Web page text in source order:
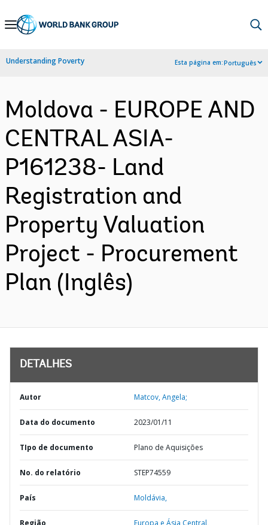
Skip
Navigation
Understanding Poverty Esta página em:Português
Moldova - EUROPE AND
CENTRAL ASIA-
P161238- Land
Registration and
Property Valuation
Project - Procurement
Plan (Inglês)
DETALHES
Autor Matcov, Angela;
Data do documento 2023/01/11
TIpo de documento Plano de Aquisições
No. do relatório STEP74559
País Moldávia,
Região Europa e Ásia Central,